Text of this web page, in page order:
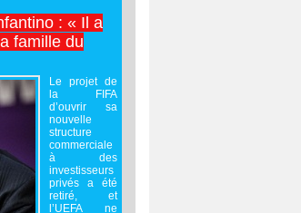
: « Il a
famille du
Le projet de
la FIFA
d’ouvrir sa
nouvelle
structure
commerciale
à des
investisseurs
privés a été
retiré, et
l’UEFA ne